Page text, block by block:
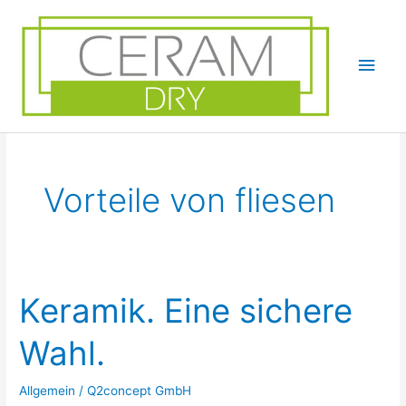
Vorteile von fliesen
Keramik. Eine sichere
Wahl.
Allgemein /Q2concept GmbH